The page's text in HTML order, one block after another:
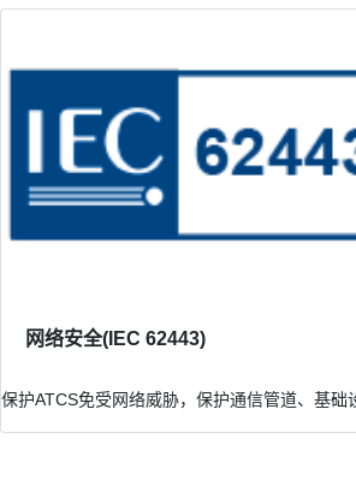
网络安全(IEC 62443)
保护ATCS免受网络威胁，保护通信管道、基础